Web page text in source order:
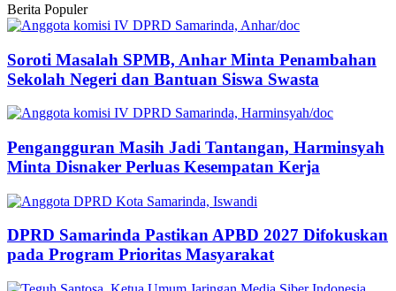
Berita Populer
Soroti Masalah SPMB, Anhar Minta Penambahan
Sekolah Negeri dan Bantuan Siswa Swasta
Pengangguran Masih Jadi Tantangan, Harminsyah
Minta Disnaker Perluas Kesempatan Kerja
DPRD Samarinda Pastikan APBD 2027 Difokuskan
pada Program Prioritas Masyarakat